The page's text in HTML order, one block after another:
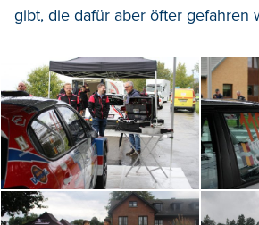
gibt, die dafür aber öfter gefahren